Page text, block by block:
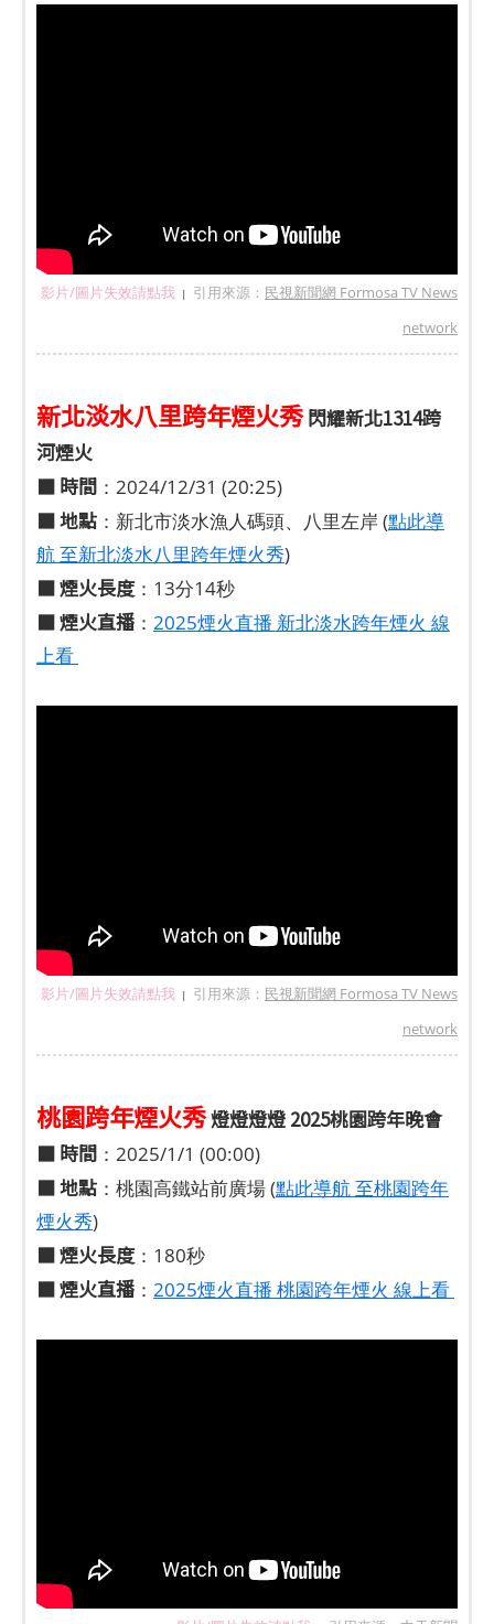
影片/圖片失效請點我 | 引用來源： 民視新聞網 Formosa TV News
network
新北淡水八里跨年煙火秀閃耀新北1314跨
河煙火
■ 時間 ：2024/12/31 (20:25)
■ 地點 ：新北市淡水漁人碼頭、八里左岸 (點此導
航 至新北淡水八里跨年煙火秀)
■ 煙火長度：13分14秒
■ 煙火直播 ： 2025煙火直播 新北淡水跨年煙火 線
上看
影片/圖片失效請點我 | 引用來源： 民視新聞網 Formosa TV News
network
桃園跨年煙火秀燈燈燈燈 2025桃園跨年晚會
■ 時間 ：2025/1/1 (00:00)
■ 地點 ：桃園高鐵站前廣場 (點此導航 至桃園跨年
煙火秀)
■ 煙火長度：180秒
■ 煙火直播 ： 2025煙火直播 桃園跨年煙火 線上看